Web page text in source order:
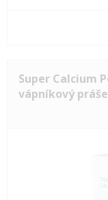
Super Calcium
vápníkový